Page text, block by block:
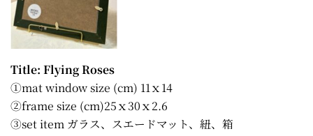
Title: Flying Roses
①mat window size (cm) 11ｘ14
②frame size (cm)25ｘ30ｘ2.6
③set item ガラス、スエードマット、紐、箱